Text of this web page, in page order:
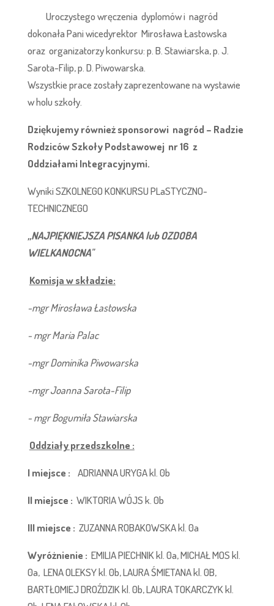
Uroczystego wręczenia dyplomów i nagród
dokonała Pani wicedyrektor Mirosława Łastowska
oraz organizatorzy konkursu: p. B. Stawiarska, p. J.
Sarota-Filip, p. D. Piwowarska.
Wszystkie prace zostały zaprezentowane na wystawie
w holu szkoły.
Dziękujemy również sponsorowi nagród – Radzie
Rodziców Szkoły Podstawowej nr 16 z
Oddziałami Integracyjnymi.
Wyniki SZKOLNEGO KONKURSU PLaSTYCZNO-
TECHNICZNEGO
„NAJPIĘKNIEJSZA PISANKA lub OZDOBA
WIELKANOCNA"
Komisja w składzie:
-mgr Mirosława Łastowska
- mgr Maria Palac
-mgr Dominika Piwowarska
-mgr Joanna Sarota-Filip
- mgr Bogumiła Stawiarska
Oddziały przedszkolne :
I miejsce : ADRIANNA URYGA kl. 0b
II miejsce : WIKTORIA WÓJS k. 0b
III miejsce : ZUZANNA ROBAKOWSKA kl. 0a
Wyróżnienie : EMILIA PIECHNIK kl. 0a, MICHAŁ MOS kl.
0a, LENA OLEKSY kl. 0b, LAURA ŚMIETANA kl. 0B,
BARTŁOMIEJ DROŹDZIK kl. 0b, LAURA TOKARCZYK kl.